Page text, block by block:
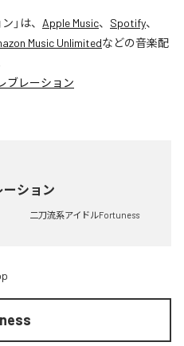
」は、 Apple Music、 Spotify、
Music Unlimitedなどの音楽配
ブレーション
ーション
二刀流系アイドルFortuness